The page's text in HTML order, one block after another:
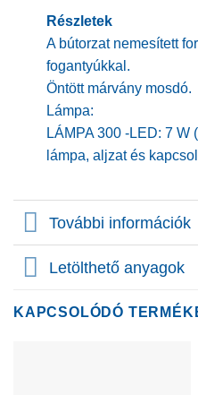
Részletek
A bútorzat nemesített
fogantyúkkal.
Öntött márvány mosdó.
Lámpa:
LÁMPA 300 -LED: 7 W
lámpa, aljzat és
További információk
Letölthető anyagok
KAPCSOLÓDÓ